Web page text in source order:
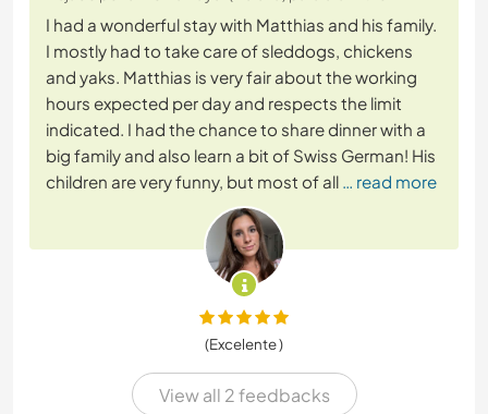
I had a wonderful stay with Matthias and his family.
I mostly had to take care of sleddogs, chickens
and yaks. Matthias is very fair about the working
hours expected per day and respects the limit
indicated. I had the chance to share dinner with a
big family and also learn a bit of Swiss German! His
children are very funny, but most of all … read more
(Excelente )
View all 2 feedbacks